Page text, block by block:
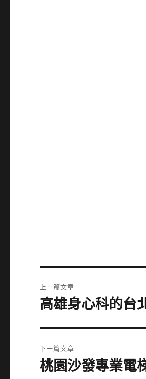
章
上一篇文章
上
篇
文
章:
高雄身心科的台
下一篇文章
下
桃園沙發專業電